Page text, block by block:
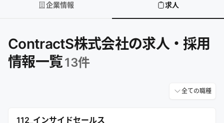
企業情報 求人
ContractS株式会社の求人・採用
情報一覧13件
全ての職種
112_インサイドセールス